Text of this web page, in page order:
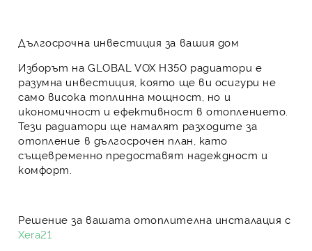
Дългосрочна инвестиция за вашия дом
Изборът наGLOBAL VOX H350 радиатори е
разумна инвестиция, която ще ви осигури не
само висока топлинна мощност , но и
икономичност и ефективност в отоплението.
Тези радиатори ще намалят разходите за
отопление в дългосрочен план, като
същевременно предоставят надеждност и
комфорт.
Решение за вашата отоплителна инсталация с
Xera21